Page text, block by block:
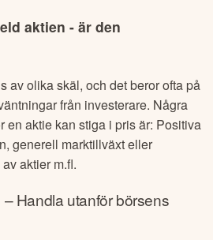
aktien - är den
av olika skäl, och det beror ofta på
från investerare. Några
en aktie kan stiga i pris är: Positiva
generell marktillväxt eller
aktier m.fl.
– Handla utanför börsens